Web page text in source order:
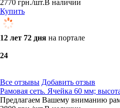
2770 грн./шт.В наличии
Купить
12 лет 72 дня на портале
24
Все отзывы Добавить отзыв
Рамовая сеть. Ячейка 60 мм;
Предлагаем Вашему вниманию